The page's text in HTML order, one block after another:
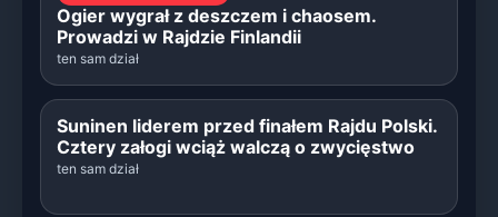
Ogier wygrał z deszczem i chaosem.
Prowadzi w Rajdzie Finlandii
ten sam dział
Suninen liderem przed finałem Rajdu Polski.
Cztery załogi wciąż walczą o zwycięstwo
ten sam dział